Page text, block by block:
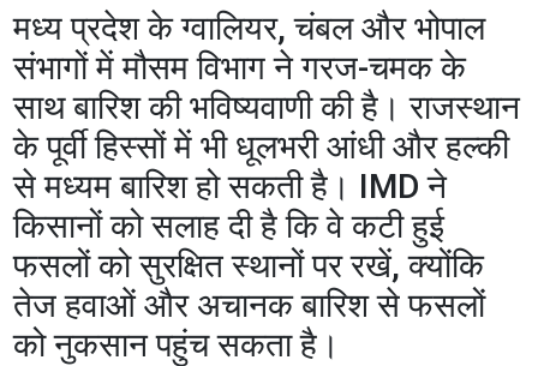
​मध्य प्रदेश के ग्वालियर, चंबल और भोपाल
संभागों में मौसम विभाग ने गरज-चमक के
साथ बारिश की भविष्यवाणी की है। राजस्थान
के पूर्वी हिस्सों में भी धूलभरी आंधी और हल्की
से मध्यम बारिश हो सकती है। IMD ने
किसानों को सलाह दी है कि वे कटी हुई
फसलों को सुरक्षित स्थानों पर रखें, क्योंकि
तेज हवाओं और अचानक बारिश से फसलों
को नुकसान पहुंच सकता है।